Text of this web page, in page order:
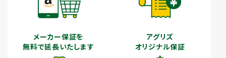
メーカー保証を
無料で延長いたします
アグリズ
オリジナル保証